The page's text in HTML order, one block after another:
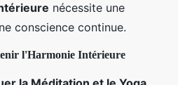
nécessite une
conscience continue.
l'Harmonie Intérieure